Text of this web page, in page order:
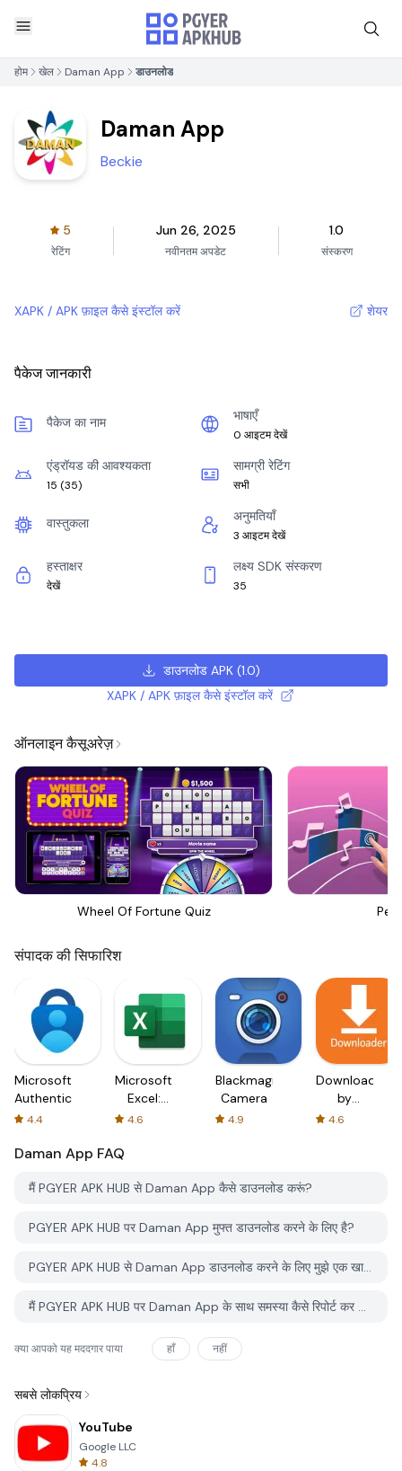
होम खेल Daman App डाउनलोड
Daman App
Beckie
5
रेटिंग
Jun 26, 2025
नवीनतम अपडेट
1.0
संस्करण
XAPK / APK फ़ाइल कैसे इंस्टॉल करें शेयर
पैकेज जानकारी
पैकेज का नाम भाषाएँ
0 आइटम देखें
एंड्रॉयड की आवश्यकता
15 (35)
सामग्री रेटिंग
सभी
वास्तुकला अनुमतियाँ
3 आइटम देखें
हस्ताक्षर
देखें
लक्ष्य SDK संस्करण
35
डाउनलोड APK(1.0)
XAPK / APK फ़ाइल कैसे इंस्टॉल करें
ऑनलाइन कैसूअरेज़
Wheel Of Fortune Quiz
संपादक की सिफारिश
Microsoft
Authenticator
4.4
Microsoft
Excel:
Spreadsheets
4.6
Blackmagic
Camera
4.9
Downloader
by
AFTVnews
4.6
Daman App FAQ
मैं PGYER APK HUB से Daman App कैसे डाउनलोड करूं?
PGYER APK HUB पर Daman App मुफ्त डाउनलोड करने के लिए है?
PGYER APK HUB से Daman App डाउनलोड करने के लिए मुझे एक खाता चाहिए?
मैं PGYER APK HUB पर Daman App के साथ समस्या कैसे रिपोर्ट कर सकता हूँ?
क्या आपको यह मददगार पाया हाँ नहीं
सबसे लोकप्रिय
YouTube
Google LLC
4.8